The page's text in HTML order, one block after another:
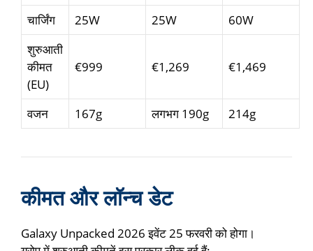
चार्जिंग
25W 25W
60W
शुरुआती
कीमत
(EU)
€999 €1,269 €1,469
वजन 167g लगभग 190g 214g
कीमत और लॉन्च डेट
Galaxy Unpacked 2026 इवेंट 25 फरवरी को होगा।